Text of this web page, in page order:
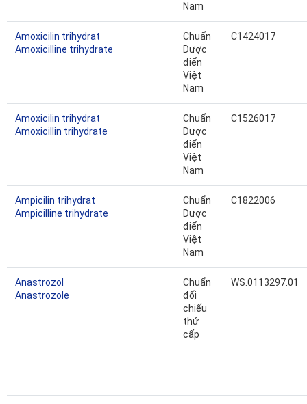
Nam
Amoxicilin trihydrat
Amoxicilline trihydrate
Chuẩn
Dược
điển
Việt
Nam
C1424017
Amoxicilin trihydrat
Amoxicillin trihydrate
Chuẩn
Dược
điển
Việt
Nam
C1526017
Ampicilin trihydrat
Ampicilline trihydrate
Chuẩn
Dược
điển
Việt
Nam
C1822006
Anastrozol
Anastrozole
Chuẩn
đối
chiếu
thứ
cấp
WS.0113297.01